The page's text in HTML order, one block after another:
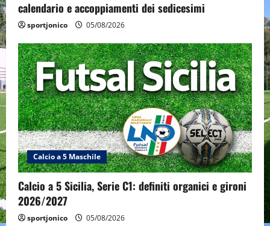
calendario e accoppiamenti dei sedicesimi
sportjonico 05/08/2026
Calcio a 5 Maschile
Calcio a 5 Sicilia, Serie C1: definiti organici e gironi
2026/2027
sportjonico 05/08/2026